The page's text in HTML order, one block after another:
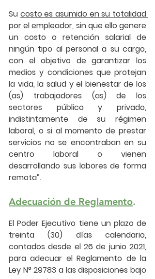
Su costo es asumido en su totalidad
por el empleador, sin que ello genere
un costo o retención salarial de
ningún tipo al personal a su cargo,
con el objetivo de garantizar los
medios y condiciones que protejan
la vida, la salud y el bienestar de los
(as) trabajadores (as) de los
sectores público y privado,
indistintamente de su régimen
laboral, o si al momento de prestar
servicios no se encontraban en su
centro laboral o vienen
desarrollando sus labores de forma
remota”.
Adecuación de Reglamento.
El Poder Ejecutivo tiene un plazo de
treinta (30) días calendario,
contados desde el 26 de junio 2021,
para adecuar el Reglamento de la
Ley N° 29783 a las disposiciones bajo